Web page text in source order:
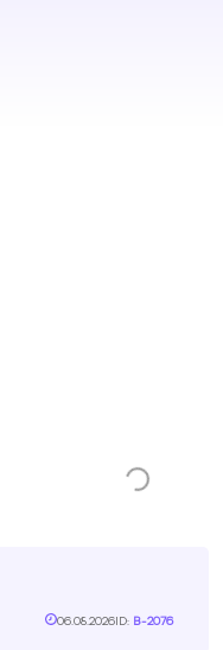
06.08.2026ID: B-2076